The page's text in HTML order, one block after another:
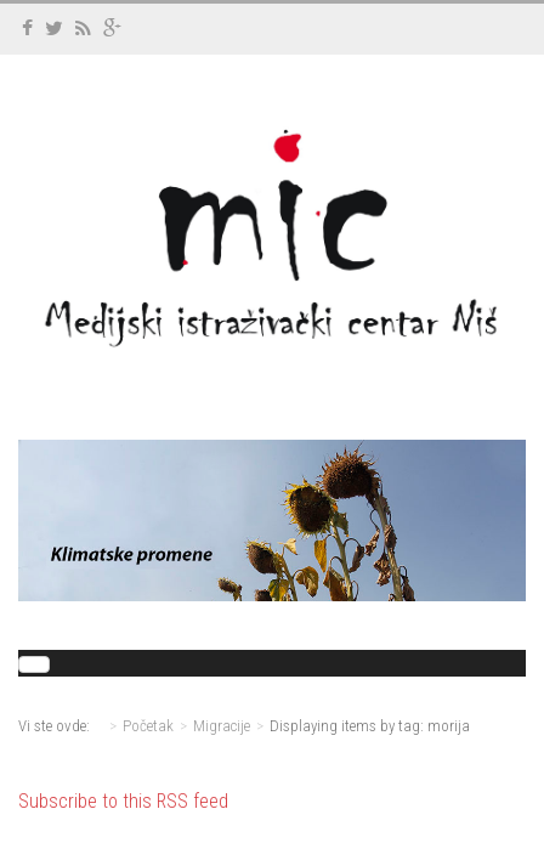
Vi ste ovde: Početak Migracije Displaying items by tag: morija
Subscribe to this RSS feed